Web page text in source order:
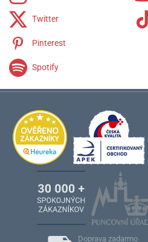
Twitter
Pinterest
Spotify
Doprava zadarmo